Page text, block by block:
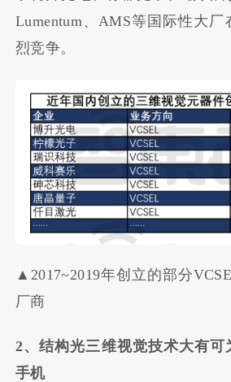
Lumentum、AMS等国际性大
烈竞争。
▲2017~2019年创立的部分
厂商
2、结构光三维视觉技术大有可
手机